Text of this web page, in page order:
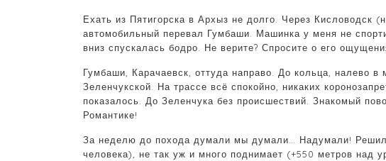
Ехать из Пятигорска в Архыз не долго. Через Кисловодск
автомобильный перевал Гумбаши. Машинка у меня не
вниз спускалась бодро. Не верите? Спросите о его
Гумбаши, Карачаевск, оттуда направо. До кольца, налево в
Зеленчукской. На трассе всё спокойно, никаких
показалось. До Зеленчука без происшествий. Знакомый
Романтике!
За неделю до похода думали мы думали… Надумали!
человека), не так уж и много поднимает (+550 метров над